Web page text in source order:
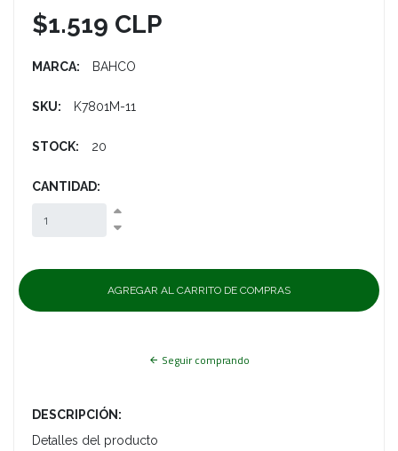
$1.519 CLP
MARCA: BAHCO
SKU: K7801M-11
STOCK: 20
CANTIDAD:
Seguir comprando
DESCRIPCIÓN:
Detalles del producto